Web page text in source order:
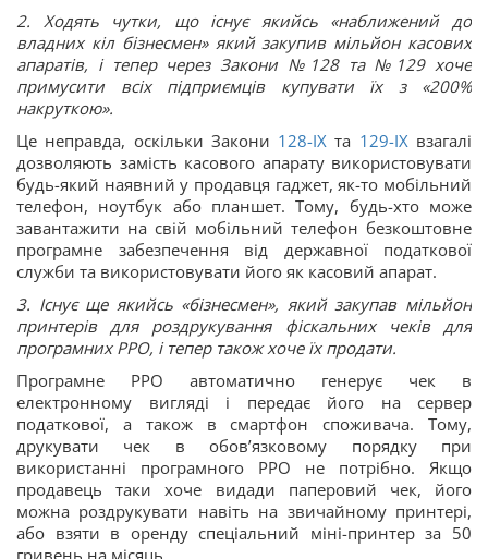
2. Ходять чутки, що існує якийсь «наближений до
владних кіл бізнесмен» який закупив мільйон касових
апаратів, і тепер через Закони №128 та №129 хоче
примусити всіх підприємців купувати їх з «200%
накруткою».
Це неправда, оскільки Закони 128-IX та 129-IXвзагалі
дозволяють замість касового апарату використовувати
будь-який наявний у продавця гаджет, як-то мобільний
телефон, ноутбук або планшет. Тому, будь-хто може
завантажити на свій мобільний телефон безкоштовне
програмне забезпечення від державної податкової
служби та використовувати його як касовий апарат.
3. Існує ще якийсь «бізнесмен», який закупав мільйон
принтерів для роздрукування фіскальних чеків для
програмних РРО, і тепер також хоче їх продати.
Програмне РРО автоматично генерує чек в
електронному вигляді і передає його на сервер
податкової, а також в смартфон споживача. Тому,
друкувати чек в обов’язковому порядку при
використанні програмного РРО не потрібно. Якщо
продавець таки хоче видади паперовий чек, його
можна роздрукувати навіть на звичайному принтері,
або взяти в оренду спеціальний міні-принтер за 50
гривень на місяць.